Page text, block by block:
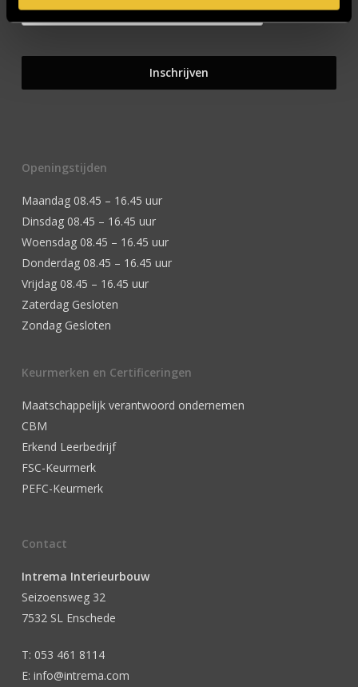
Openingstijden
Maandag 08.45 – 16.45 uur
Dinsdag 08.45 – 16.45 uur
Woensdag 08.45 – 16.45 uur
Donderdag 08.45 – 16.45 uur
Vrijdag 08.45 – 16.45 uur
Zaterdag Gesloten
Zondag Gesloten
Keurmerken en Certificeringen
Maatschappelijk verantwoord ondernemen
CBM
Erkend Leerbedrijf
FSC-Keurmerk
PEFC-Keurmerk
Contact
Intrema Interieurbouw
Seizoensweg 32
7532 SL Enschede
T: 053 461 8114
E: info@intrema.com